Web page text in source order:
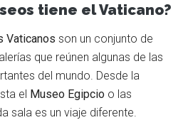
tiene el Vaticano?
Vaticanos son un conjunto de
que reúnen algunas de las
del mundo. Desde la
el Museo Egipcio o las
sala es un viaje diferente.